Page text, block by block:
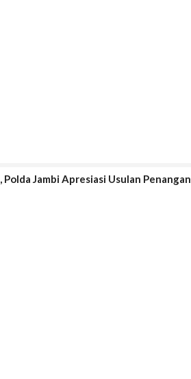
Polda Jambi Apresiasi Usulan